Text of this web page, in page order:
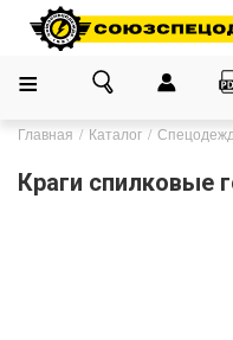
Главная Каталог
Краги спилковые